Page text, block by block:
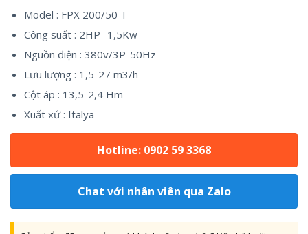
Model : FPX 200/50 T
Công suất : 2HP- 1,5Kw
Nguồn điện : 380v/3P-50Hz
Lưu lượng : 1,5-27 m3/h
Cột áp : 13,5-2,4 Hm
Xuất xứ : Italya
Hotline: 0902 59 3368
Chat với nhân viên qua Zalo